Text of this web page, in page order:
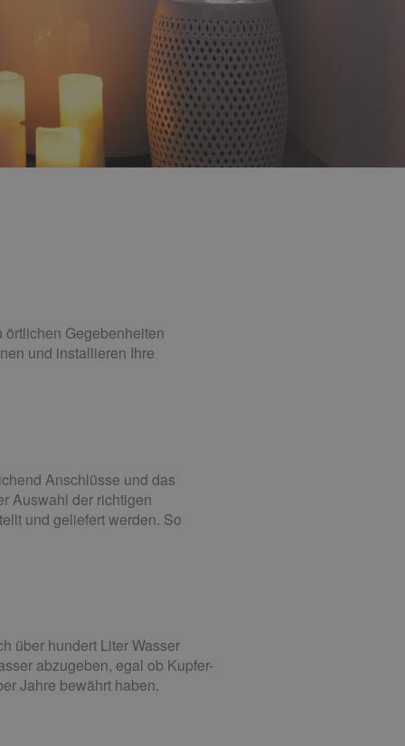
Gegebenheiten
und installieren Ihre
Anschlüsse und das
Auswahl der richtigen
und geliefert werden. So
über hundert Liter Wasser
abzugeben, egal ob Kupfer-
Jahre bewährt haben.